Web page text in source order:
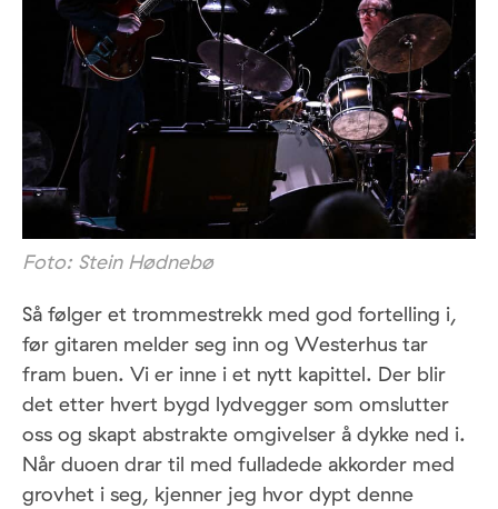
Foto: Stein Hødnebø
Så følger et trommestrekk med god fortelling i,
før gitaren melder seg inn og Westerhus tar
fram buen. Vi er inne i et nytt kapittel. Der blir
det etter hvert bygd lydvegger som omslutter
oss og skapt abstrakte omgivelser å dykke ned i.
Når duoen drar til med fulladede akkorder med
grovhet i seg, kjenner jeg hvor dypt denne